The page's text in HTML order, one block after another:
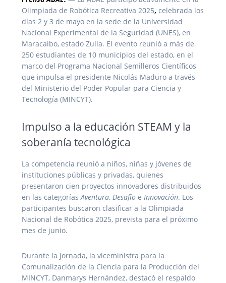
Olimpiada de Robótica Recreativa 2025, celebrada los
días 2 y 3 de mayo en la sede de la Universidad
Nacional Experimental de la Seguridad (UNES), en
Maracaibo, estado Zulia. El evento reunió a más de
250 estudiantes de 10 municipios del estado, en el
marco del Programa Nacional Semilleros Científicos
que impulsa el presidente Nicolás Maduro a través
del Ministerio del Poder Popular para Ciencia y
Tecnología (MINCYT).
Impulso a la educación STEAM y la
soberanía tecnológica
La competencia reunió a niños, niñas y jóvenes de
instituciones públicas y privadas, quienes
presentaron cien proyectos innovadores distribuidos
en las categorías Aventura, Desafío e Innovación. Los
participantes buscaron clasificar a la Olimpiada
Nacional de Robótica 2025, prevista para el próximo
mes de junio.
Durante la jornada, la viceministra para la
Comunalización de la Ciencia para la Producción del
MINCYT, Danmarys Hernández, destacó el respaldo